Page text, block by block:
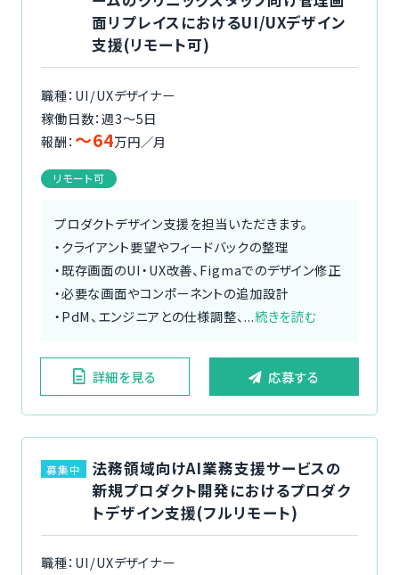
面リプレイスにおけるUI/UXデザイン
支援(リモート可)
職種：UI/UXデザイナー
稼働日数：週3〜5日
報酬： 〜64万円／月
リモート可
プロダクトデザイン支援を担当いただきます。
・クライアント要望やフィードバックの整理
・既存画面のUI・UX改善、Figmaでのデザイン修正
・必要な画面やコンポーネントの追加設計
・PdM、エンジニアとの仕様調整、...続きを読む
詳細を見る 応募する
募集中
法務領域向けAI業務支援サービスの
新規プロダクト開発におけるプロダク
トデザイン支援(フルリモート)
職種：UI/UXデザイナー